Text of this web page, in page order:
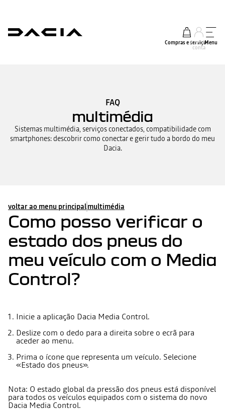
Compras e serviços
A minha
conta
Menu
FAQ
multimédia
Sistemas multimédia, serviços conectados, compatibilidade com
smartphones: descobrir como conectar e gerir tudo a bordo do meu
Dacia.
voltar ao menu principalmultimédia
Como posso verificar o
estado dos pneus do
meu veículo com o Media
Control?
Inicie a aplicação Dacia Media Control.
Deslize com o dedo para a direita sobre o ecrã para
aceder ao menu.
Prima o ícone que representa um veículo. Selecione
«Estado dos pneus».
Nota: O estado global da pressão dos pneus está disponível
para todos os veículos equipados com o sistema do novo
Dacia Media Control.